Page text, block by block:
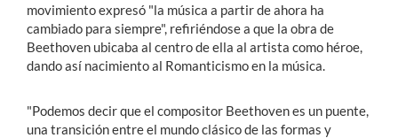
movimiento expresó "la música a partir de ahora ha
cambiado para siempre", refiriéndose a que la obra de
Beethoven ubicaba al centro de ella al artista como héroe,
dando así nacimiento al Romanticismo en la música.
"Podemos decir que el compositor Beethoven es un puente,
una transición entre el mundo clásico de las formas y